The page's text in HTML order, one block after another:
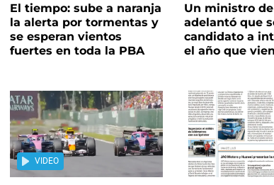
El tiempo: sube a naranja
la alerta por tormentas y
se esperan vientos
fuertes en toda la PBA
Un ministro
adelantó que
candidato a
el año que
VIDEO